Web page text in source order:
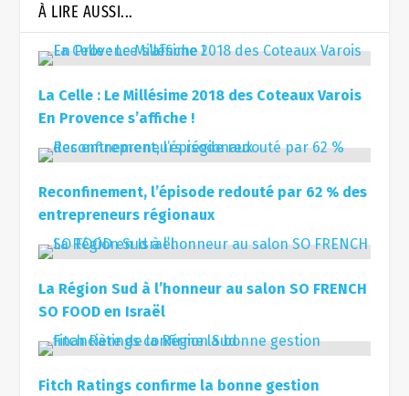
À LIRE AUSSI...
La Celle : Le Millésime 2018 des Coteaux Varois
En Provence s’affiche !
Reconfinement, l’épisode redouté par 62 % des
entrepreneurs régionaux
La Région Sud à l’honneur au salon SO FRENCH
SO FOOD en Israël
Fitch Ratings confirme la bonne gestion